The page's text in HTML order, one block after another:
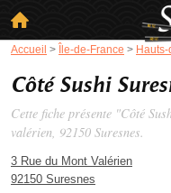
Accueil > Île-de-France >
Côté Sushi
Cette fiche présente "Côté
valérien, 92150 Suresnes.
3 Rue du Mont Valérien
92150 Suresnes